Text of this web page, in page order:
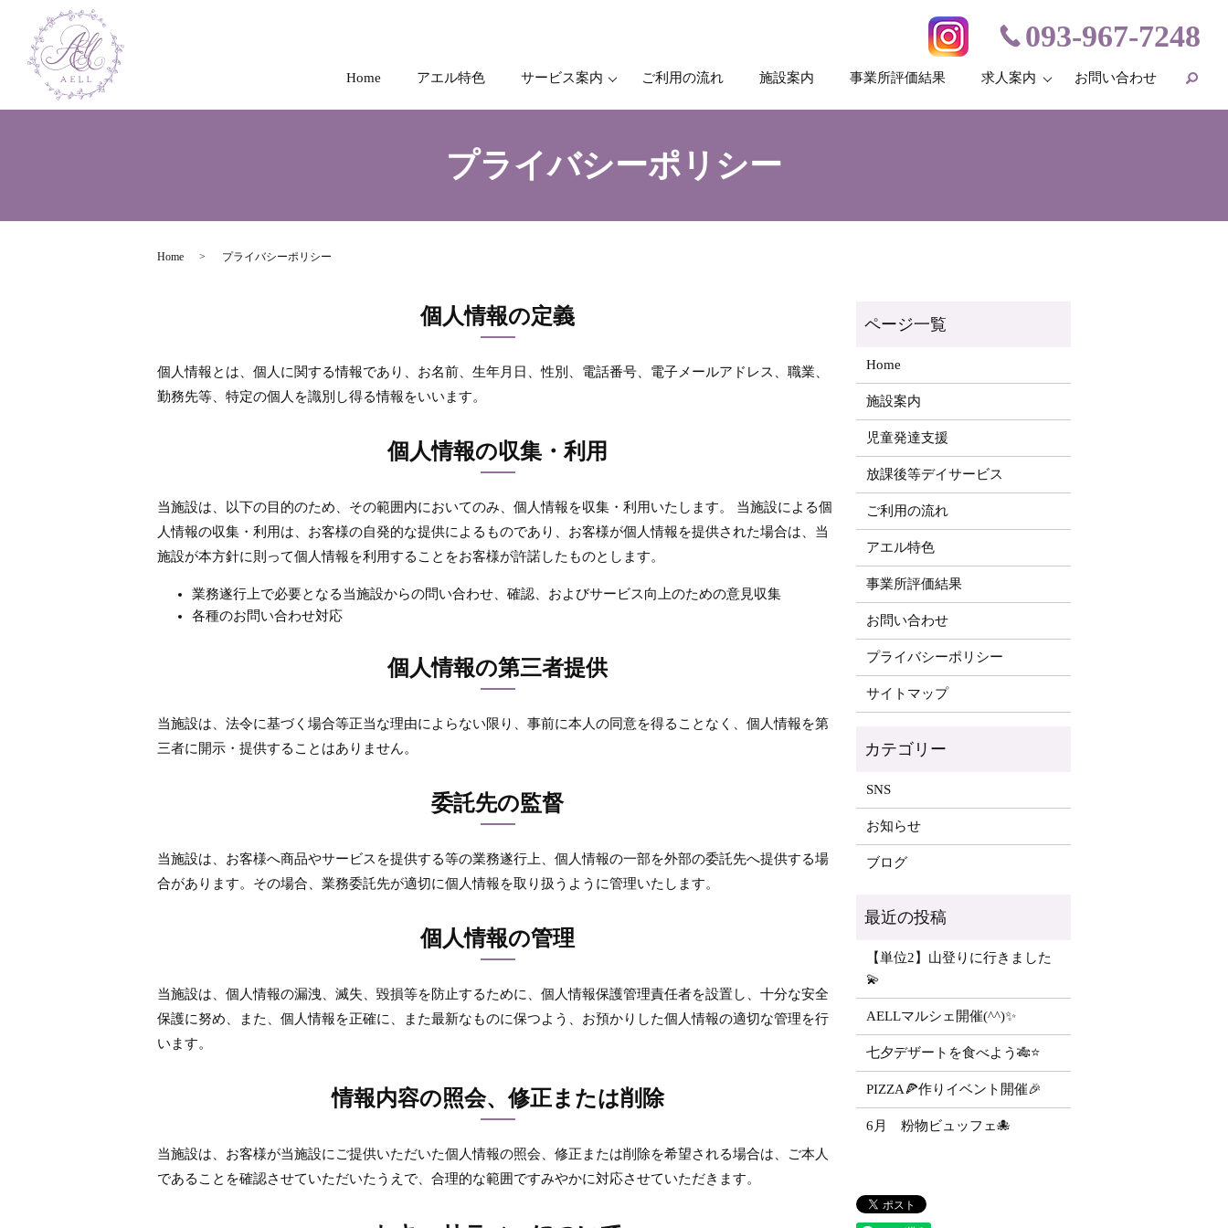
093-967-7248
Home アエル特色 サービス案内 ご利用の流れ 施設案内 事業所評価結果 求人案内 お問い合わせ
プライバシーポリシー
Home プライバシーポリシー
個人情報の定義
個人情報とは、個人に関する情報であり、お名前、生年月日、性別、電話番号、電子メールアドレス、職業、
勤務先等、特定の個人を識別し得る情報をいいます。
個人情報の収集・利用
当施設は、以下の目的のため、その範囲内においてのみ、個人情報を収集・利用いたします。 当施設による個
人情報の収集・利用は、お客様の自発的な提供によるものであり、お客様が個人情報を提供された場合は、当
施設が本方針に則って個人情報を利用することをお客様が許諾したものとします。
業務遂行上で必要となる当施設からの問い合わせ、確認、およびサービス向上のための意見収集
各種のお問い合わせ対応
個人情報の第三者提供
当施設は、法令に基づく場合等正当な理由によらない限り、事前に本人の同意を得ることなく、個人情報を第
三者に開示・提供することはありません。
委託先の監督
当施設は、お客様へ商品やサービスを提供する等の業務遂行上、個人情報の一部を外部の委託先へ提供する場
合があります。その場合、業務委託先が適切に個人情報を取り扱うように管理いたします。
個人情報の管理
当施設は、個人情報の漏洩、滅失、毀損等を防止するために、個人情報保護管理責任者を設置し、十分な安全
保護に努め、また、個人情報を正確に、また最新なものに保つよう、お預かりした個人情報の適切な管理を行
います。
情報内容の照会、修正または削除
当施設は、お客様が当施設にご提供いただいた個人情報の照会、修正または削除を希望される場合は、ご本人
であることを確認させていただいたうえで、合理的な範囲ですみやかに対応させていただきます。
Home
施設案内
児童発達支援
放課後等デイサービス
ご利用の流れ
アエル特色
事業所評価結果
お問い合わせ
プライバシーポリシー
サイトマップ
SNS
お知らせ
ブログ
【単位2】山登りに行きました
💫
AELLマルシェ開催(^^)✨
七夕デザートを食べよう🎋⭐️
PIZZA🍕作りイベント開催🎉
6月 粉物ビュッフェ🐙